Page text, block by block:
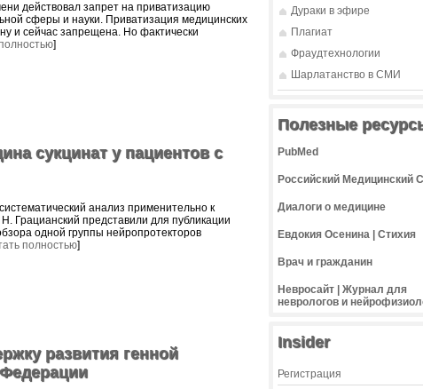
действовал запрет на приватизацию
сферы и науки. Приватизация медицинских
и сейчас запрещена. Но фактически
]
сукцинат у пациентов с
анализ применительно к
Грацианский представили для публикации
одной группы нейропротекторов
полностью]
развития генной
Дураки в эфире
Плагиат
Фраудтехнологии
Шарлатанство в СМИ
Полезные
PubMed
Российский Медицинский
Диалоги о медицине
Евдокия Осенина | Стихия
Врач и гражданин
Невросайт | Журнал для
неврологов и
Insider
Регистрация